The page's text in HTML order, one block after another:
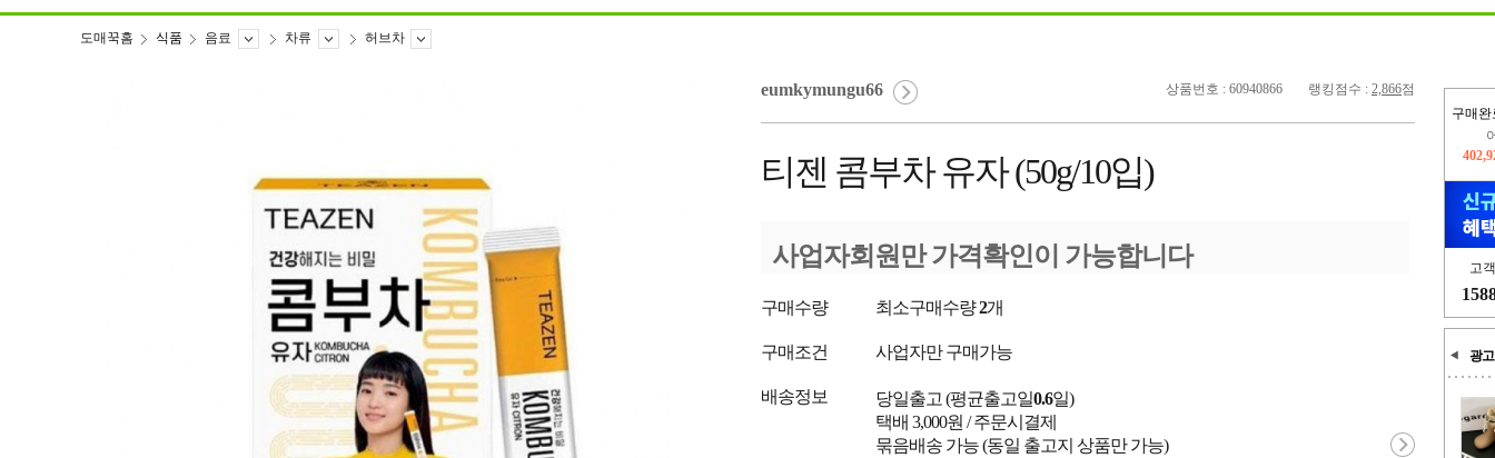
구매완
고
광고
도매꾹홈 식품 음료 차류 허브차
상품번호 : 60940866 랭킹점수 : 2,866점
eumkymungu66
티젠 콤부차 유자 (50g/10입)
사업자회원만 가격확인이 가능합니다
구매수량 최소구매수량2개
구매조건 사업자만 구매가능
배송정보 당일출고 (평균출고일0.6일)
택배 3,000원 / 주문시결제
묶음배송 가능 (동일 출고지 상품만 가능)